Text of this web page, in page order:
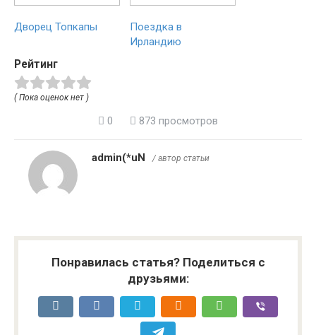
Дворец Топкапы
Поездка в
Ирландию
Рейтинг
( Пока оценок нет )
0 873 просмотров
admin(*uN / автор статьи
Понравилась статья? Поделиться с
друзьями: